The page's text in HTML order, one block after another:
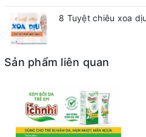
8 Tuyệt chiêu xoa
Sản phẩm liên quan